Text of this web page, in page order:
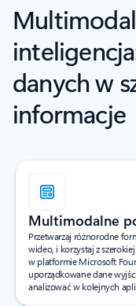
danych w
informacje
Multimodalne
Przetwarzaj różnorodne
wideo, i korzystaj z
w platformie Microsoft
uporządkowane dane
analizować w kolejnych